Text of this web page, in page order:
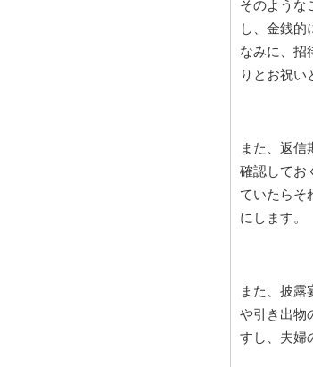
そのような
し、金銭的
なみに、招
りとお祝い
また、返信
確認してお
ていたらそ
にします。
また、披露
や引き出物
すし、夫婦